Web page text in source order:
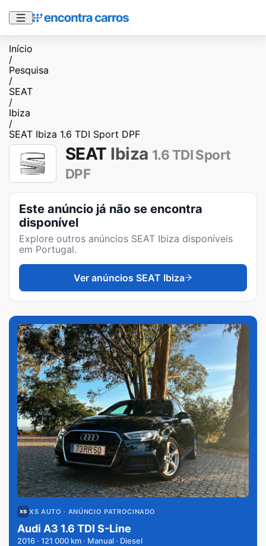
Início
/
Pesquisa
/
SEAT
/
Ibiza
/
SEAT Ibiza 1.6 TDI Sport DPF
SEAT Ibiza 1.6 TDI Sport
DPF
Este anúncio já não se encontra
disponível
Explore outros anúncios SEAT Ibiza disponíveis
em Portugal.
Ver anúncios SEAT Ibiza
XS AUTO · ANÚNCIO PATROCINADO
Audi A3 1.6 TDI S-Line
2016 · 121 000 km · Manual · Diesel